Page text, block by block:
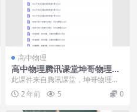
高中物理
高中物理腾讯课堂坤哥物理必
修二万有引力视频课程
此课件来自腾讯课堂，坤哥物理必
修二万有引力视频课程。此课件主
要知识点包括：天文学...
2 年前 5 0